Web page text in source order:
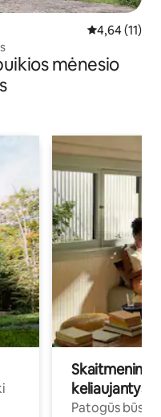
Vidutinis
4,64 (11)
mėnesio
keliaujantys
Patogūs